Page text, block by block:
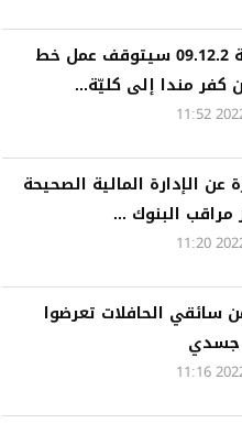
الجمعة 09.12.2 سيتوقف عمل خط
عن الإدارة المالية الصحيحة
مراقب البنوك ...
من سائقي الحافلات تعرضوا
جسدي